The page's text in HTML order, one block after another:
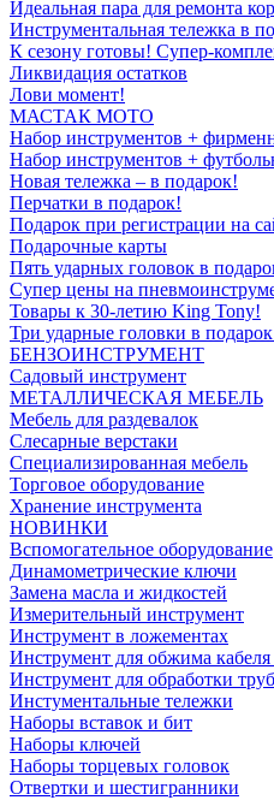
Идеальная пара для ремонта
Инструментальная тележка в
К сезону готовы! Супер-
Ликвидация остатков
Лови момент!
МАСТАК МОТО
Набор инструментов +
Набор инструментов +
Новая тележка – в подарок!
Перчатки в подарок!
Подарок при регистрации на
Подарочные карты
Пять ударных головок в
Супер цены на
Товары к 30-летию King Tony!
Три ударные головки в
БЕНЗОИНСТРУМЕНТ
Садовый инструмент
МЕТАЛЛИЧЕСКАЯ МЕБЕЛЬ
Мебель для раздевалок
Слесарные верстаки
Специализированная мебель
Торговое оборудование
Хранение инструмента
НОВИНКИ
Вспомогательное оборудование
Динамометрические ключи
Замена масла и жидкостей
Измерительный инструмент
Инструмент в ложементах
Инструмент для обжима
Инструмент для обработки труб
Инстументальные тележки
Наборы вставок и бит
Наборы ключей
Наборы торцевых головок
Отвертки и шестигранники